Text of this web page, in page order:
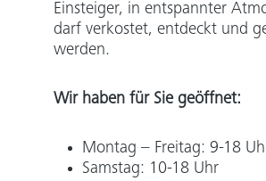
Einsteiger, in entspannter
darf verkostet, entdeckt und
werden.
Wir haben für Sie geöffnet:
Montag – Freitag: 9-18
Samstag: 10-18 Uhr